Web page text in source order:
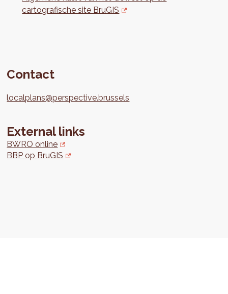
cartografische site BruGIS
Contact
localplans@perspective.brussels
External links
BWRO online
BBP op BruGIS